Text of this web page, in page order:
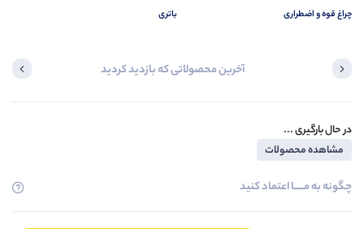
چراغ قوه و اضطراری
باتری
آخرین محصولاتی که بازدید کردید
در حال بارگیری ...
مشاهده محصولات
چگونه به مــــــا اعتماد کنید